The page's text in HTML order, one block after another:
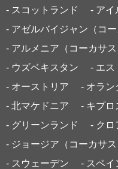
- スコットランド
- アイ
- アゼルバイジャン（コー
- アルメニア（コーカサス
- ウズベキスタン
- エス
- オーストリア
- オラン
- 北マケドニア
- キプロ
- グリーンランド
- クロ
- ジョージア（コーカサス
- スウェーデン
- スペイ